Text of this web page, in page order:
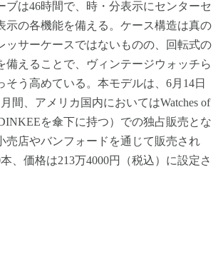
ブは46時間で、時・分表示にセンターセ
示の各機能を備える。ケース構造は真の
ッサーケースではないものの、回転式の
備えることで、ヴィンテージウォッチら
そう高めている。本モデルは、6月14日
間、アメリカ国内においてはWatches of
を傘下に持つ）での独占販売とな
売店やバンフォードを通じて販売され
、価格は213万4000円（税込）に設定さ